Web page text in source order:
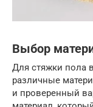
Выбор
Для стяжки пола
различные
и проверенный